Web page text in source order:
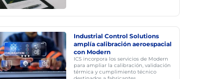
Industrial Control Solutions
amplía calibración aeroespacial
con Modern
ICS incorpora los servicios de Modern
para ampliar la calibración, validación
térmica y cumplimiento técnico